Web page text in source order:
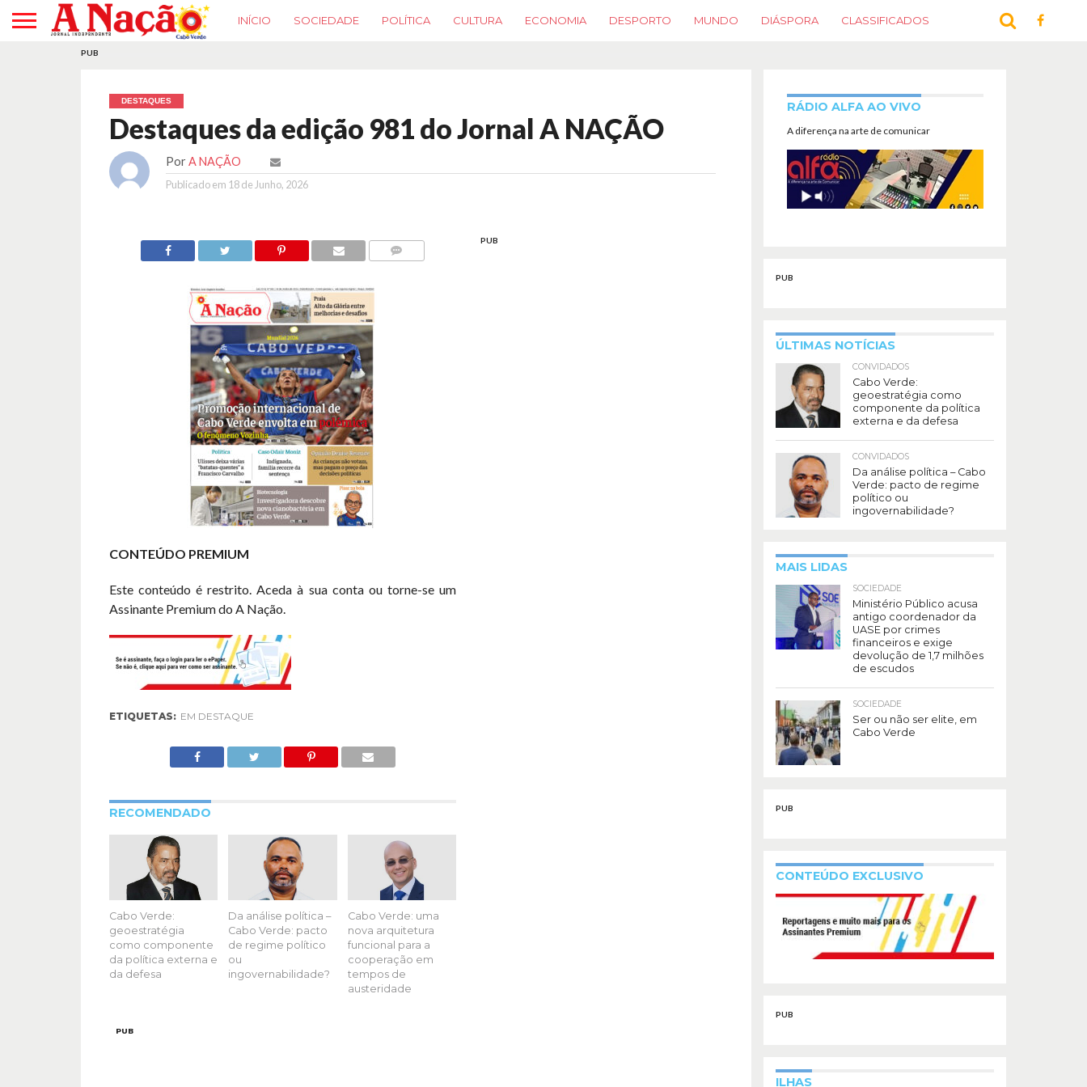
INÍCIO SOCIEDADE POLÍTICA CULTURA ECONOMIA DESPORTO MUNDO DIÁSPORA CLASSIFICADOS
PUB
DESTAQUES
Destaques da edição 981 do Jornal A NAÇÃO
Por A NAÇÃO
Publicado em 18 de Junho, 2026
CONTEÚDO PREMIUM
Este conteúdo é restrito. Aceda à sua conta ou torne-se um
Assinante Premium do A Nação.
ETIQUETAS: EM DESTAQUE
RECOMENDADO
Cabo Verde:
geoestratégia
como componente
da política externa e
da defesa
Da análise política –
Cabo Verde: pacto
de regime político
ou
ingovernabilidade?
Cabo Verde: uma
nova arquitetura
funcional para a
cooperação em
tempos de
austeridade
PUB
PUB
RÁDIO ALFA AO VIVO
A diferença na arte de comunicar
PUB
ÚLTIMAS NOTÍCIAS
CONVIDADOS
Cabo Verde:
geoestratégia como
componente da política
externa e da defesa
CONVIDADOS
Da análise política – Cabo
Verde: pacto de regime
político ou
ingovernabilidade?
MAIS LIDAS
SOCIEDADE
Ministério Público acusa
antigo coordenador da
UASE por crimes
financeiros e exige
devolução de 1,7 milhões
de escudos
SOCIEDADE
Ser ou não ser elite, em
Cabo Verde
PUB
CONTEÚDO EXCLUSIVO
PUB
ILHAS